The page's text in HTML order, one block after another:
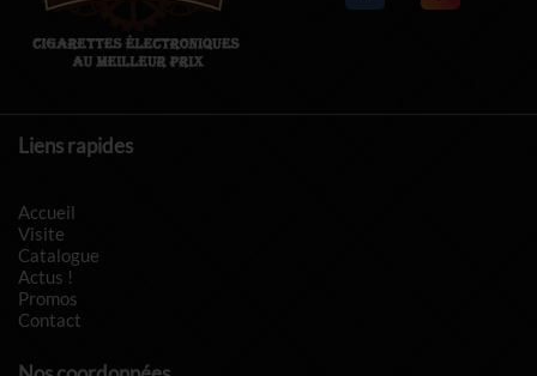
Liens rapides
Accueil
Visite
Catalogue
Actus !
Promos
Contact